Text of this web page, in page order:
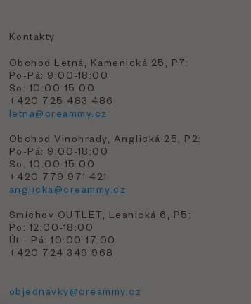
Kontakty
Obchod Letná, Kamenická 25, P7:
Po-Pá: 9:00-18:00
So: 10:00-15:00
+420 725 483 486
letna@creammy.cz
Obchod Vinohrady, Anglická 25, P2:
Po-Pá: 9:00-18:00
So: 10:00-15:00
+420 779 971 421
anglicka@creammy.cz
Smíchov OUTLET, Lesnická 6, P5:
Po: 12:00-18:00
Út - Pá: 10:00-17:00
+420 724 349 968
objednavky@creammy.cz